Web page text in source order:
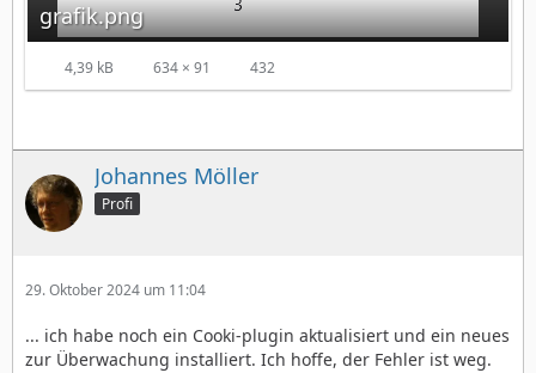
grafik.png
4,39 kB 634 × 91 432
Johannes Möller
Profi
29. Oktober 2024 um 11:04
... ich habe noch ein Cooki-plugin aktualisiert und ein neues
zur Überwachung installiert. Ich hoffe, der Fehler ist weg.